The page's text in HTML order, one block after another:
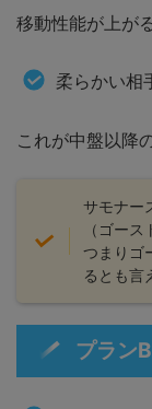
移動性能が上が
柔らかい相
これが中盤以降
サモナー
（ゴー
つまりゴ
るとも言
プランB